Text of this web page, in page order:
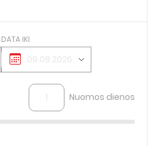
DATA IKI
Nuomos dienos